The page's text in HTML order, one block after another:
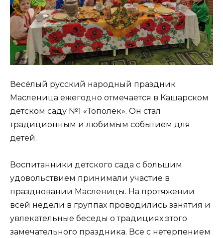
Весёлый русский народный праздник
Масленица ежегодно отмечается в Кашарском
детском саду №1 «Тополёк». Он стал
традиционным и любимым событием для
детей.
Воспитанники детского сада с большим
удовольствием принимали участие в
праздновании Масленицы. На протяжении
всей недели в группах проводились занятия и
увлекательные беседы о традициях этого
замечательного праздника. Все с нетерпением